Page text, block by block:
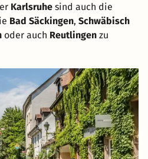
Karlsruhe sind auch die
Bad Säckingen, Schwäbisch
oder auch Reutlingen zu